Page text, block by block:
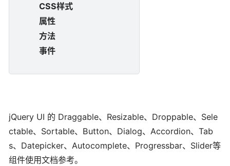
CSS样式
属性
方法
事件
jQuery UI 的 Draggable、Resizable、Droppable、Sele
ctable、Sortable、Button、Dialog、Accordion、Tab
s、Datepicker、Autocomplete、Progressbar、Slider等
组件使用文档参考。